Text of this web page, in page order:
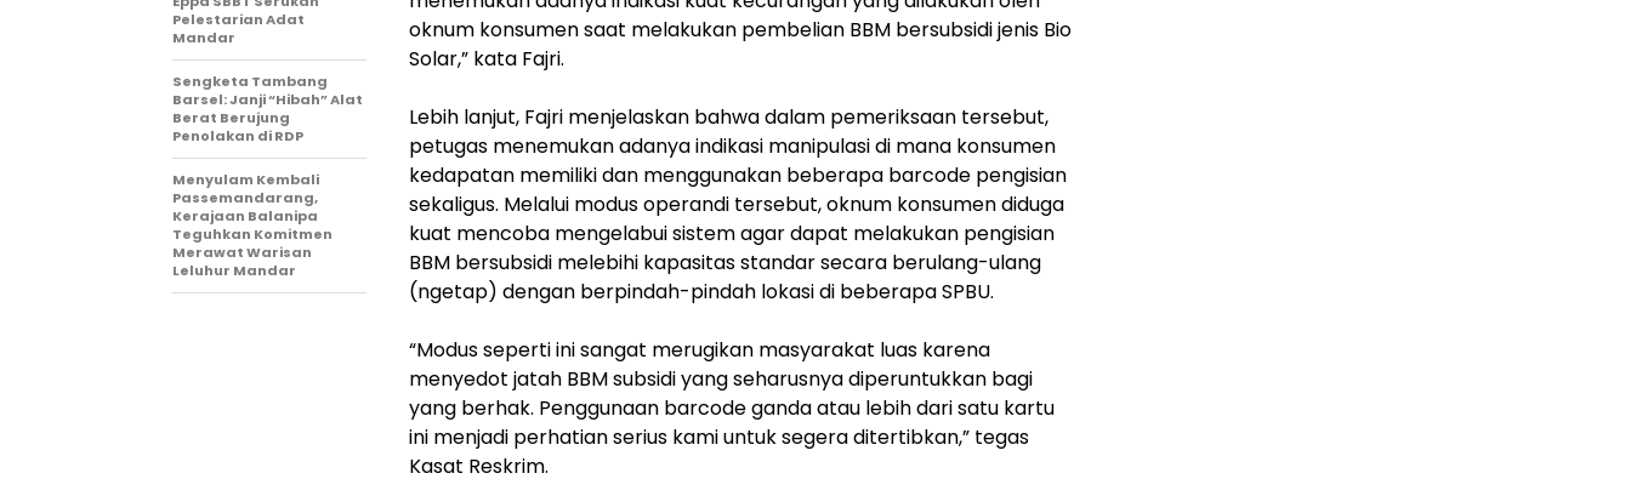
oknum konsumen saat melakukan pembelian BBM bersubsidi jenis Bio
Solar,” kata Fajri.
‎Lebih lanjut, Fajri menjelaskan bahwa dalam pemeriksaan tersebut,
petugas menemukan adanya indikasi manipulasi di mana konsumen
kedapatan memiliki dan menggunakan beberapa barcode pengisian
sekaligus. Melalui modus operandi tersebut, oknum konsumen diduga
kuat mencoba mengelabui sistem agar dapat melakukan pengisian
BBM bersubsidi melebihi kapasitas standar secara berulang-ulang
(ngetap) dengan berpindah-pindah lokasi di beberapa SPBU.
‎“Modus seperti ini sangat merugikan masyarakat luas karena
menyedot jatah BBM subsidi yang seharusnya diperuntukkan bagi
yang berhak. Penggunaan barcode ganda atau lebih dari satu kartu
ini menjadi perhatian serius kami untuk segera ditertibkan,” tegas
Kasat Reskrim.
Pelestarian Adat
Mandar
Sengketa Tambang
Barsel: Janji “Hibah” Alat
Berat Berujung
Penolakan di RDP
Menyulam Kembali
Passemandarang,
Kerajaan Balanipa
Teguhkan Komitmen
Merawat Warisan
Leluhur Mandar